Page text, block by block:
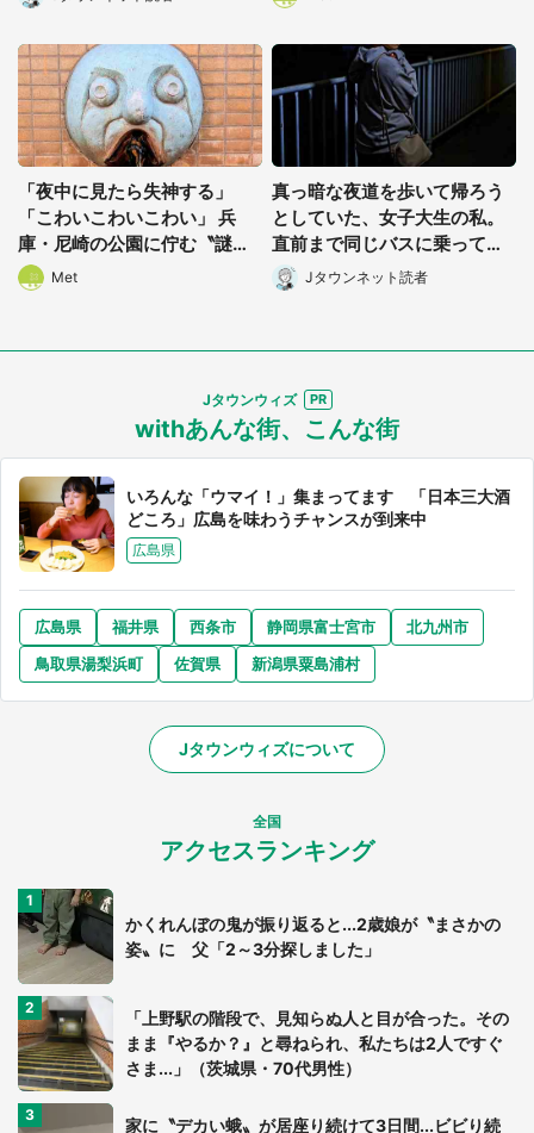
選択する
「夜中に見たら失神する」
「こわいこわいこわい」 兵
庫・尼崎の公園に佇む〝謎す
ぎる顔〟に1.3万人戦慄
Met
真っ暗な夜道を歩いて帰ろう
としていた、女子大生の私。
直前まで同じバスに乗ってた
男性に声をかけられて(長野
県・50代女性)
Jタウンネット読者
Jタウンウィズ
withあんな街、こんな街
いろんな「ウマイ！」集まってます 「日本三大酒
どころ」広島を味わうチャンスが到来中
広島県
広島県 福井県 西条市 静岡県富士宮市
北九州市
鳥取県湯梨浜町
佐賀県 新潟県粟島浦村
Jタウンウィズについて
全国
アクセスランキング
かくれんぼの鬼が振り返ると...2歳娘が〝まさかの
姿〟に 父「2～3分探しました」
「上野駅の階段で、見知らぬ人と目が合った。その
まま『やるか？』と尋ねられ、私たちは2人ですぐ
さま...」（茨城県・70代男性）
家に〝デカい蛾〟が居座り続けて3日間...ビビり続